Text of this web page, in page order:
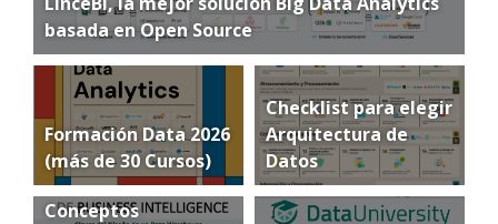
basada en Open Source
Formación Data 2026
(más de 30 Cursos)
Checklist para elegir
Arquitectura de
Datos
Conceptos